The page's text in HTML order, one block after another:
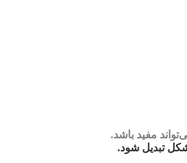
مفید باشد.
تبدیل شود.